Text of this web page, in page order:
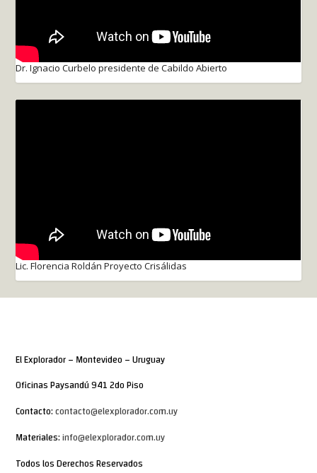
Dr. Ignacio Curbelo presidente de Cabildo Abierto
Lic. Florencia Roldán Proyecto Crisálidas
El Explorador – Montevideo – Uruguay
Oficinas Paysandú 941 2do Piso
Contacto:contacto@elexplorador.com.uy
Materiales:info@elexplorador.com.uy
Todos los Derechos Reservados